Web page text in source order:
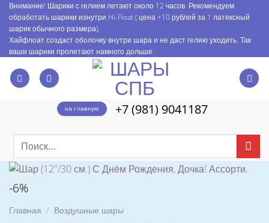
Skip
content
Внимание! Шарики с гелием летают около 12 часов. Рекомендуем
обработать шарики изнутри Hi-Float ( цена +10 рублей за 1 латексный
шарик обычного размера).
Хайфлоат создаст оболочку внутри шара и не даст гелию уходить. Так
ваши шарики пролетают намного дольше.
на главную +7 (981) 9041187
Искать:
-6%
Главная / Воздушные шары